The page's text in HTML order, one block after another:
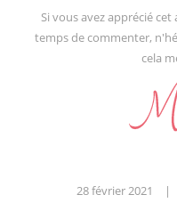
Si vous avez apprécié
temps de commenter,
cela
28 février 2021 |